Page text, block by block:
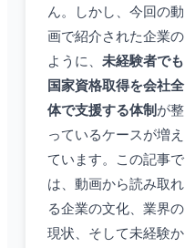
ん。しかし、今回の動
画で紹介された企業の
ように、 未経験者でも
国家資格取得を会社全
体で支援する体制 が整
っているケースが増え
ています。この記事で
は、動画から読み取れ
る企業の文化、業界の
現状、そして未経験か